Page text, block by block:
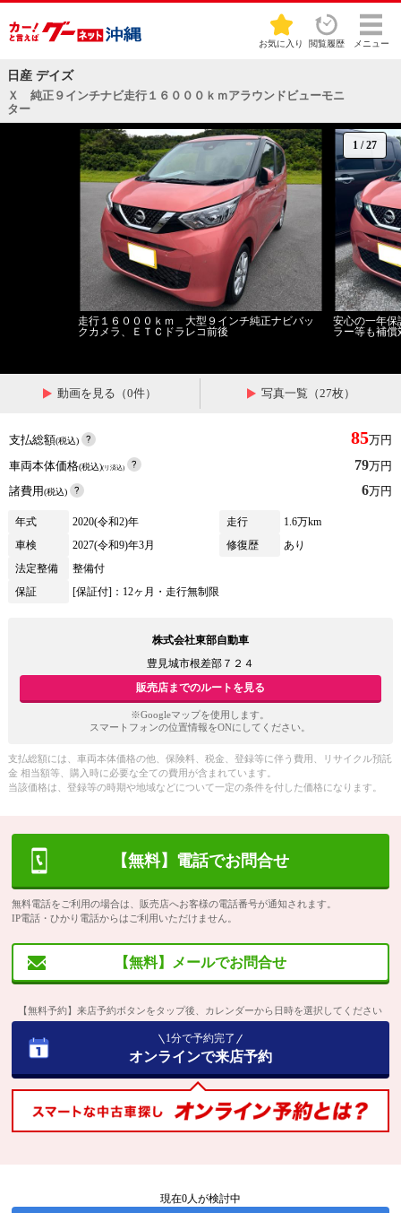
お気に入り 閲覧履歴 メニュー
日産 デイズ
Ｘ 純正９インチナビ走行１６０００ｋｍアラウンドビューモニ
ター
1 /27
走行１６０００ｋｍ 大型９インチ純正ナビバッ
クカメラ、ＥＴＣドラレコ前後
安心の一年保
ラー等も補償
動画を見る（0件） 写真一覧（27枚）
支払総額(税込) 85万円
車両本体価格(税込)(リ済込) 79万円
諸費用(税込) 6万円
年式 2020(令和2)年 走行
1.6万km
車検
2027(令和9)年3月 修復歴
あり
法定整備
整備付
保証
[保証付]：12ヶ月・走行無制限
株式会社東部自動車
豊見城市根差部７２４
販売店までのルートを見る
※Googleマップを使用します。
スマートフォンの位置情報をONにしてください。
支払総額には、車両本体価格の他、保険料、税金、登録等に伴う費用、リサイクル預託
金 相当額等、購入時に必要な全ての費用が含まれています。
当該価格は、登録等の時期や地域などについて一定の条件を付した価格になります。
【無料】電話でお問合せ
無料電話をご利用の場合は、販売店へお客様の電話番号が通知されます。
IP電話・ひかり電話からはご利用いただけません。
【無料】メールでお問合せ
【無料予約】来店予約ボタンをタップ後、カレンダーから日時を選択してください
1分で予約完了
オンラインで来店予約
現在0人が検討中